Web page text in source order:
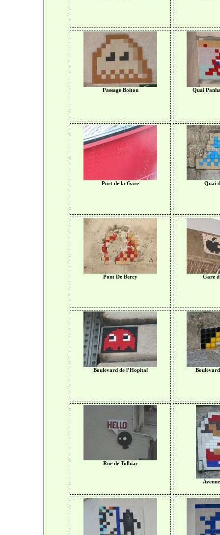
Passage Boiton Quai
Port de la Gare Quai
Pont De Bercy Gare
Boulevard de l’Hopital
Rue de Tolbiac